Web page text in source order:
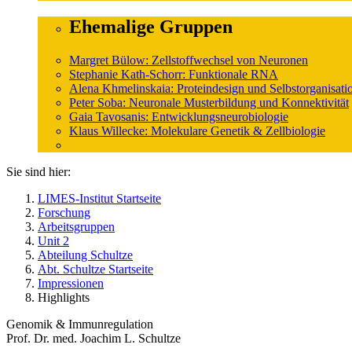
Ehemalige Gruppen
Margret Bülow: Zellstoffwechsel von Neuronen
Stephanie Kath-Schorr: Funktionale RNA
Alena Khmelinskaia: Proteindesign und
Peter Soba: Neuronale Musterbildung und Konnektivität
Gaia Tavosanis: Entwicklungsneurobiologie
Klaus Willecke: Molekulare Genetik & Zellbiologie
Sie sind hier:
LIMES-Institut Startseite
Forschung
Arbeitsgruppen
Unit 2
Abteilung Schultze
Abt. Schultze Startseite
Impressionen
Highlights
Genomik & Immunregulation
Prof. Dr. med. Joachim L. Schultze